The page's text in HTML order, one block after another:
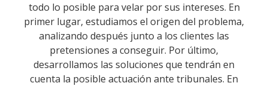
todo lo posible para velar por sus intereses. En
primer lugar, estudiamos el origen del problema,
analizando después junto a los clientes las
pretensiones a conseguir. Por último,
desarrollamos las soluciones que tendrán en
cuenta la posible actuación ante tribunales. En